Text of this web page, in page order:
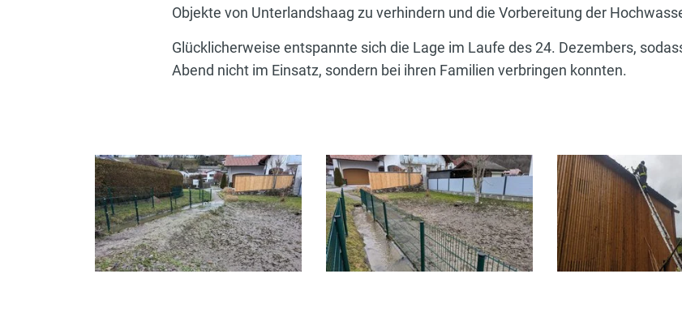
Objekte von Unterlandshaag zu verhindern und die Vorbereitung der
Glücklicherweise entspannte sich die Lage im Laufe des 24. Dezembers,
Abend nicht im Einsatz, sondern bei ihren Familien verbringen konnten.